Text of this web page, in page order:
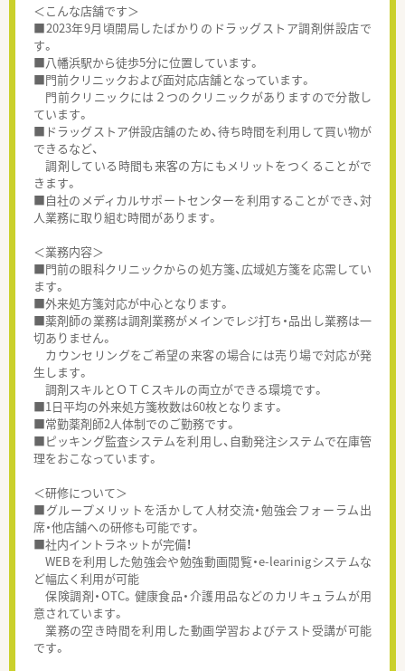
＜こんな店舗です＞
■2023年9月頃開局したばかりのドラッグストア調剤併設店で
す。
■八幡浜駅から徒歩5分に位置しています。
■門前クリニックおよび面対応店舗となっています。
門前クリニックには２つのクリニックがありますので分散し
ています。
■ドラッグストア併設店舗のため、待ち時間を利用して買い物が
できるなど、
調剤している時間も来客の方にもメリットをつくることがで
きます。
■自社のメディカルサポートセンターを利用することができ、対
人業務に取り組む時間があります。
＜業務内容＞
■門前の眼科クリニックからの処方箋、広域処方箋を応需してい
ます。
■外来処方箋対応が中心となります。
■薬剤師の業務は調剤業務がメインでレジ打ち・品出し業務は一
切ありません。
カウンセリングをご希望の来客の場合には売り場で対応が発
生します。
調剤スキルとＯＴＣスキルの両立ができる環境です。
■1日平均の外来処方箋枚数は60枚となります。
■常勤薬剤師2人体制でのご勤務です。
■ピッキング監査システムを利用し、自動発注システムで在庫管
理をおこなっています。
＜研修について＞
■グループメリットを活かして人材交流・勉強会フォーラム出
席・他店舗への研修も可能です。
■社内イントラネットが完備！
WEBを利用した勉強会や勉強動画閲覧・e-learinigシステムな
ど幅広く利用が可能
保険調剤・OTC。健康食品・介護用品などのカリキュラムが用
意されています。
業務の空き時間を利用した動画学習およびテスト受講が可能
です。